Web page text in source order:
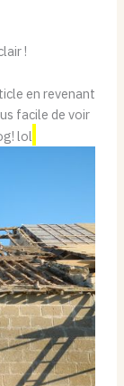
!
en revenant
facile de voir
lol